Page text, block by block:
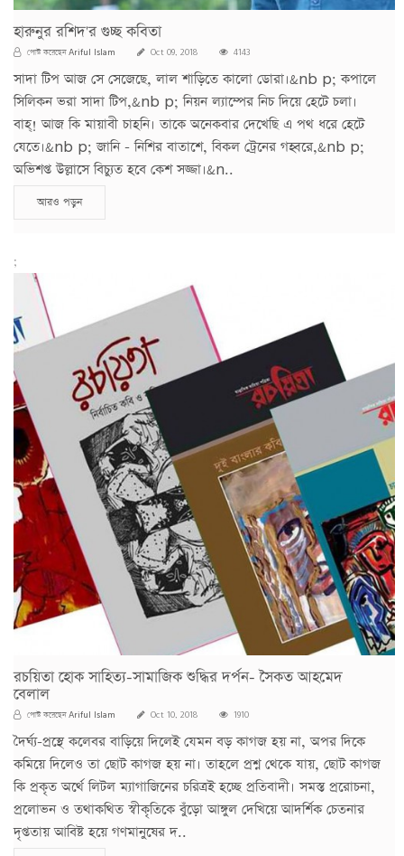
হারুনুর রশিদ'র গুচ্ছ কবিতা
পোস্ট করেছেনAriful Islam Oct 09, 2018 4143
সাদা টিপ আজ সে সেজেছে, লাল শাড়িতে কালো ডোরা।&nb p; কপালে
সিলিকন ভরা সাদা টিপ,&nb p; নিয়ন ল্যাম্পের নিচ দিয়ে হেটে চলা।
বাহ্! আজ কি মায়াবী চাহনি। তাকে অনেকবার দেখেছি এ পথ ধরে হেটে
যেতে।&nb p; জানি - নিশির বাতাশে, বিকল ট্রেনের গহ্বরে,&nb p;
অভিশপ্ত উল্লাসে বিচ্যুত হবে কেশ সজ্জা।&n..
আরও পড়ুন
;
রচয়িতা হোক সাহিত্য-সামাজিক শুদ্ধির দর্পন- সৈকত আহমেদ
বেলাল
পোস্ট করেছেনAriful Islam Oct 10, 2018 1910
দৈর্ঘ্য-প্রস্থে কলেবর বাড়িয়ে দিলেই যেমন বড় কাগজ হয় না, অপর দিকে
কমিয়ে দিলেও তা ছোট কাগজ হয় না। তাহলে প্রশ্ন থেকে যায়, ছোট কাগজ
কি প্রকৃত অর্থে লিটল ম্যাগাজিনের চরিত্রই হচ্ছে প্রতিবাদী। সমস্ত প্ররোচনা,
প্রলোভন ও তথাকথিত স্বীকৃতিকে বুঁড়ো আঙ্গুল দেখিয়ে আদর্শিক চেতনার
দৃপ্ততায় আবিষ্ট হয়ে গণমানুষের দ..